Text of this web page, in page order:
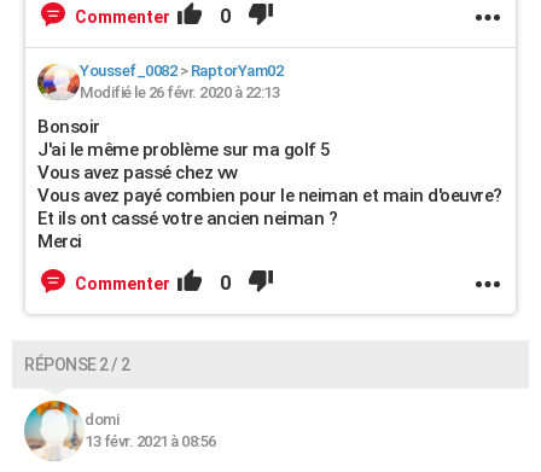
Commenter 0
Youssef_0082> RaptorYam02
Modifié le 26 févr. 2020 à 22:13
Bonsoir
J'ai le même problème sur ma golf 5
Vous avez passé chez vw
Vous avez payé combien pour le neiman et main d'oeuvre?
Et ils ont cassé votre ancien neiman ?
Merci
Commenter 0
RÉPONSE 2 / 2
domi
13 févr. 2021 à 08:56